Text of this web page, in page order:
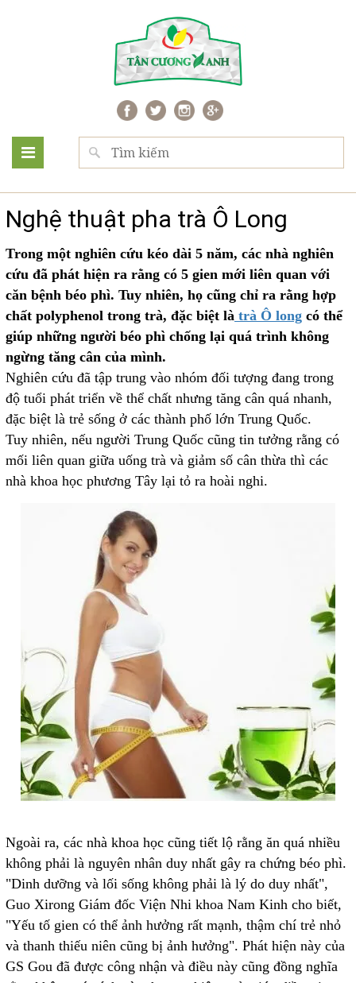
Nghệ thuật pha trà Ô Long
Trong một nghiên cứu kéo dài 5 năm, các nhà nghiên
cứu đã phát hiện ra rằng có 5 gien mới liên quan với
căn bệnh béo phì. Tuy nhiên, họ cũng chỉ ra rằng hợp
chất polyphenol trong trà, đặc biệt là trà Ô long có thể
giúp những người béo phì chống lại quá trình không
ngừng tăng cân của mình.
Nghiên cứu đã tập trung vào nhóm đối tượng đang trong
độ tuổi phát triển về thể chất nhưng tăng cân quá nhanh,
đặc biệt là trẻ sống ở các thành phố lớn Trung Quốc.
Tuy nhiên, nếu người Trung Quốc cũng tin tưởng rằng có
mối liên quan giữa uống trà và giảm số cân thừa thì các
nhà khoa học phương Tây lại tỏ ra hoài nghi.
Ngoài ra, các nhà khoa học cũng tiết lộ rằng ăn quá nhiều
không phải là nguyên nhân duy nhất gây ra chứng béo phì.
"Dinh dưỡng và lối sống không phải là lý do duy nhất",
Guo Xirong Giám đốc Viện Nhi khoa Nam Kinh cho biết,
"Yếu tố gien có thể ảnh hưởng rất mạnh, thậm chí trẻ nhỏ
và thanh thiếu niên cũng bị ảnh hưởng". Phát hiện này của
GS Gou đã được công nhận và điều này cũng đồng nghĩa